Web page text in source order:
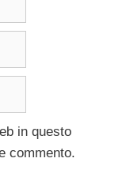
in questo
commento.